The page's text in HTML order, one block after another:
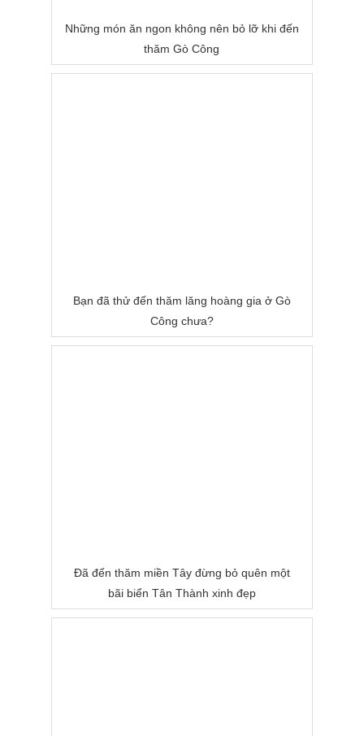
Những món ăn ngon không nên bỏ lỡ khi đến
thăm Gò Công
Bạn đã thử đến thăm lăng hoàng gia ở Gò
Công chưa?
Đã đến thăm miền Tây đừng bỏ quên một
bãi biển Tân Thành xinh đẹp